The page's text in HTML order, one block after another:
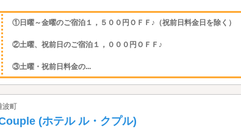
①日曜～金曜のご宿泊１，５００円ＯＦＦ♪（祝前日料金日を除く）
②土曜、祝前日のご宿泊１，０００円ＯＦＦ♪
③土曜・祝前日料金の...
波町
(ホテル ル・クプル)